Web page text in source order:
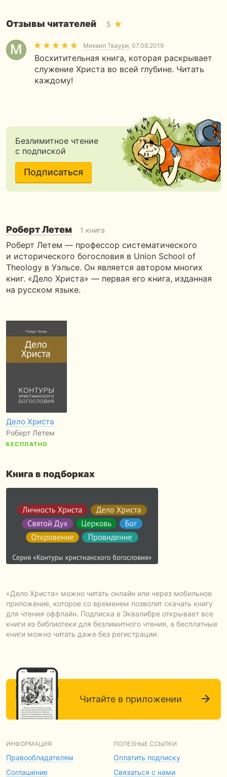
Отзывы читателей 5
Михаил Тваури, 07.08.2019
Восхитительная книга, которая раскрывает
служение Христа во всей глубине. Читать
каждому!
Безлимитное чтение
с подпиской
Подписаться
Роберт Летем 1 книга
Роберт Летем — профессор систематического
и исторического богословия в Union School of
Theology в Уэльсе. Он является автором многих
книг. «Дело Христа» — первая его книга, изданная
на русском языке.
Дело Христа
Роберт Летем
БЕСПЛАТНО
Книга в подборках
«Дело Христа» можно читать онлайн или через мобильное
приложение, которое со временем позволит скачать книгу
для чтения оффлайн. Подписка в Эквалибре открывает все
книги из библиотеки для безлимитного чтения, а бесплатные
книги можно читать даже без регистрации.
Читайте в приложении
ИНФОРМАЦИЯ
Правообладателям
Соглашение
ПОЛЕЗНЫЕ ССЫЛКИ
Оплатить подписку
Связаться с нами